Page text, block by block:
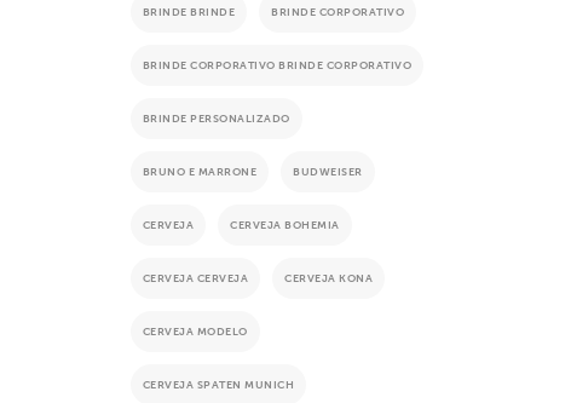
BRINDE BRINDE BRINDE CORPORATIVO
BRINDE CORPORATIVO BRINDE CORPORATIVO
BRINDE PERSONALIZADO
BRUNO E MARRONE BUDWEISER
CERVEJA CERVEJA BOHEMIA
CERVEJA CERVEJA CERVEJA KONA
CERVEJA MODELO
CERVEJA SPATEN MUNICH